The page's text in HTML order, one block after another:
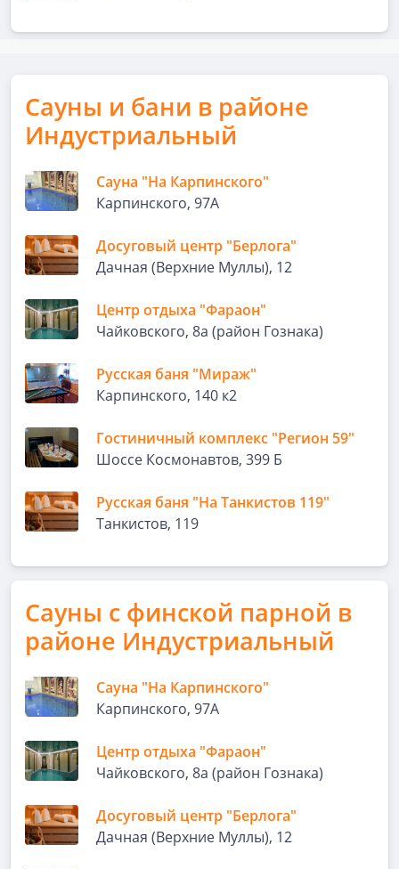
Сауны и бани в районе
Индустриальный
Сауна "На Карпинского"
Карпинского, 97А
Досуговый центр "Берлога"
Дачная (Верхние Муллы), 12
Центр отдыха "Фараон"
Чайковского, 8а (район Гознака)
Русская баня "Мираж"
Карпинского, 140 к2
Гостиничный комплекс "Регион 59"
Шоссе Космонавтов, 399 Б
Русская баня "На Танкистов 119"
Танкистов, 119
Сауны с финской парной в
районе Индустриальный
Сауна "На Карпинского"
Карпинского, 97А
Центр отдыха "Фараон"
Чайковского, 8а (район Гознака)
Досуговый центр "Берлога"
Дачная (Верхние Муллы), 12